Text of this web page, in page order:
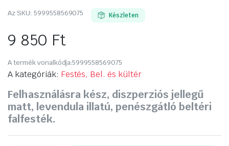
Az SKU: 5999558569075 Készleten
9 850 Ft
A termék vonalkódja:5999558569075
A kategóriák: Festés, Bel. és kültér
Felhasználásra kész, diszperziós jellegű
matt, levendula illatú, penészgátló beltéri
falfesték.